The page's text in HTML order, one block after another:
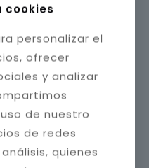
cookies
personalizar el
ofrecer
y analizar
de nuestro
de redes
quienes